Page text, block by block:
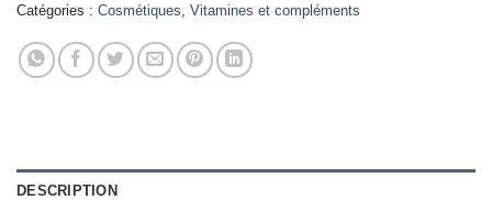
Catégories : Cosmétiques Vitamines et compléments
DESCRIPTION